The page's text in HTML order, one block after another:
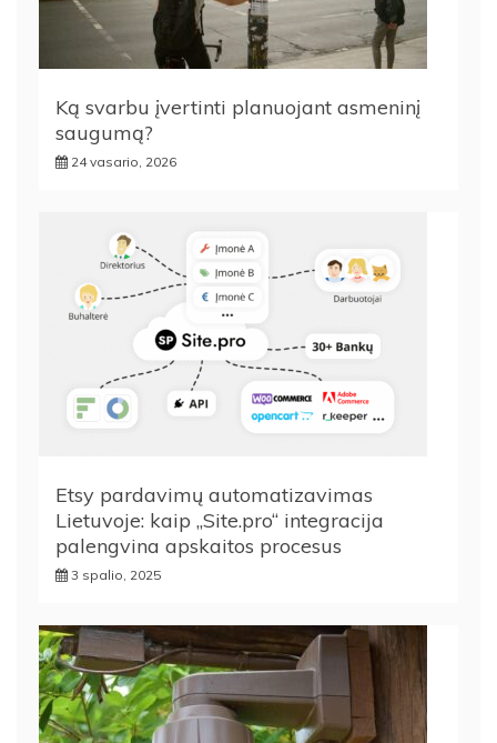
Ką svarbu įvertinti planuojant asmeninį
saugumą?
24 vasario, 2026
Etsy pardavimų automatizavimas
Lietuvoje: kaip „Site.pro“ integracija
palengvina apskaitos procesus
3 spalio, 2025